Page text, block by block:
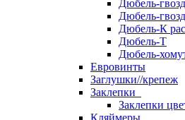
Дюбель-
Дюбель-
Дюбель-К
Дюбель-Т
Дюбель-
Евровинты
Заглушки//крепеж
Заклепки
Заклепки
Кляймеры